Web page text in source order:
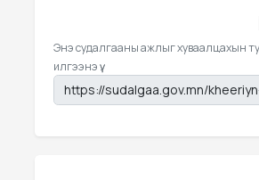
Энэ судалгааны ажлыг хуваалцахын
илгээнэ үү.